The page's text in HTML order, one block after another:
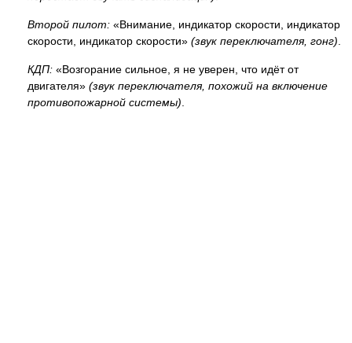
Второй пилот: «Внимание, индикатор скорости, индикатор
скорости, индикатор скорости» (звук переключателя, гонг)
КДП: «Возгорание сильное, я не уверен, что идёт от
двигателя» (звук переключателя, похожий на включение
противопожарной системы)